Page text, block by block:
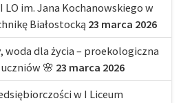
LO im. Jana Kochanowskiego w
Białostocką 23 marca 2026
woda dla życia – proekologiczna
🌸 23 marca 2026
w I Liceum